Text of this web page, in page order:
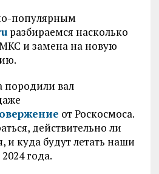
популярным
разбираемся насколько
МКС и замена на новую
породили вал
от Роскосмоса.
действительно ли
и куда будут летать наши
года.